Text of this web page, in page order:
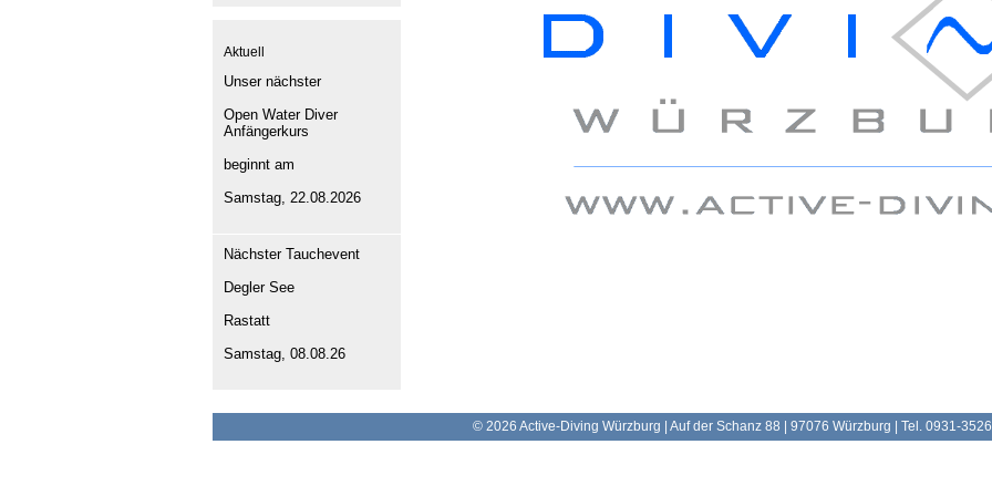
Aktuell
Unser nächster
Open Water Diver
Anfängerkurs
beginnt am
Samstag, 22.08.2026
Nächster Tauchevent
Degler See
Rastatt
Samstag, 08.08.26
© 2026 Active-Diving Würzburg | Auf der Schanz 88 | 97076 Würzburg | Tel. 0931-